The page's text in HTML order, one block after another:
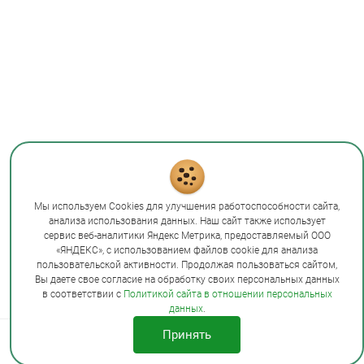
высшего учебного заведения. -Умение создавать
методические, учебные материалы и
проектировать занятия, разрабатывать ФОС на
базе компетентностного метода в рамках
требований федерального общегосударственного
стандарта применительно к высшему
образованию. Профессиональные компетенции:
-Способность применять возможности среды
образования для создания нужных компетенций
учеников через эффективное создание
методической деятельности в высшем учебном
Лицензия на образовательную
деятельность № Л035-00115-
Мы используем Cookies для улучшения работоспособности сайта,
анализа использования данных. Наш сайт также использует
сервис веб-аналитики Яндекс Метрика, предоставляемый ООО
«ЯНДЕКС», с использованием файлов cookie для анализа
пользовательской активности. Продолжая пользоваться сайтом,
Вы даете свое согласие на обработку своих персональных данных
в соответствии с Политикой сайта в отношении персональных
данных.
Принять